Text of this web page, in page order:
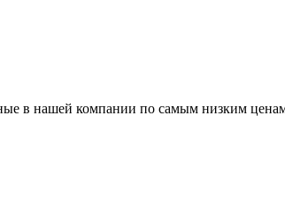
в нашей компании по самым низким